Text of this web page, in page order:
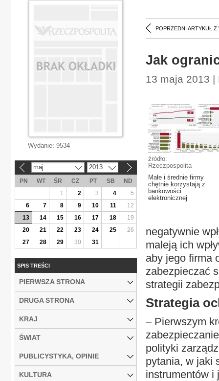
POPRZEDNI ARTYKUŁ Z
Jak
13 maja 2013 |
źródło:
Rzeczpospolita
Małe i średnie firmy
chętnie korzystają z
bankowości
elektronicznej
negatywnie
maleją ich
aby jego firma
zabezpieczać
strategii
Strategia
– Pierwszym
polityki
pytania, w jaki
instrumentów i
Wydanie: 9534
maj 2013
PN WT ŚR CZ PT SB
ND
1
2 3 4
5
6
7 8 9 10 11
12
13
14 15 16 17 18
19
20
21 22 23 24 25
26
27
28 29 30 31
SPIS TREŚCI
PIERWSZA STRONA
DRUGA STRONA
KRAJ
ŚWIAT
PUBLICYSTYKA, OPINIE
KULTURA